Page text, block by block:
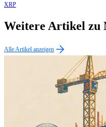
XRP
Weitere Artikel zu
Alle Artikel anzeigen